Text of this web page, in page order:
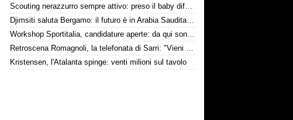
Scouting nerazzurro sempre attivo: preso il baby difensore 2010 Levačić
Djimsiti saluta Bergamo: il futuro è in Arabia Saudita! Tre milioni e firma biennale
Workshop Sportitalia, candidature aperte: da qui sono passate firme di Serie A
Retroscena Romagnoli, la telefonata di Sarri: "Vieni con me a Bergamo"
Kristensen, l'Atalanta spinge: venti milioni sul tavolo